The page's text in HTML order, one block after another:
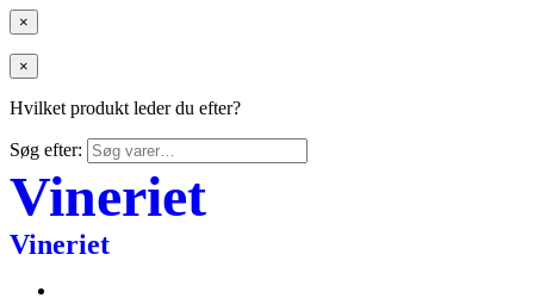
×
×
Hvilket produkt leder du efter?
Søg efter:
Vineriet
Vineriet